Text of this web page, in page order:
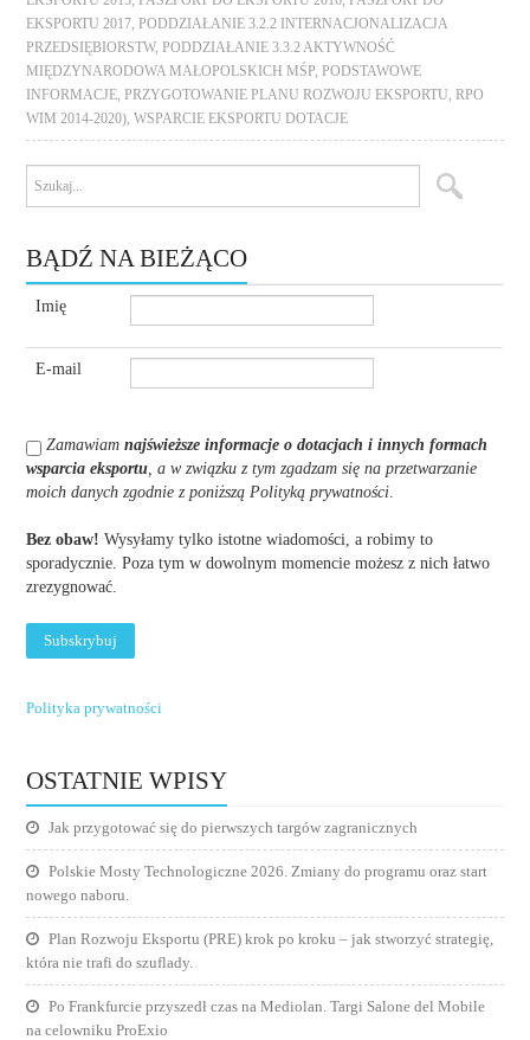
EKSPORTU 2017 ,PODDZIAŁANIE 3.2.2 INTERNACJONALIZACJA
PRZEDSIĘBIORSTW,PODDZIAŁANIE 3.3.2 AKTYWNOŚĆ
MIĘDZYNARODOWA MAŁOPOLSKICH MŚP ,PODSTAWOWE
INFORMACJE ,PRZYGOTOWANIE PLANU ROZWOJU EKSPORTU ,RPO
WIM 2014-2020) ,WSPARCIE EKSPORTU DOTACJE
BĄDŹ NA BIEŻĄCO
Imię
E-mail
Zamawiamnajświeższe informacje o dotacjach i innych formach
wsparcia eksportu , a w związku z tym zgadzam się na przetwarzanie
moich danych zgodnie z poniższą Polityką prywatności
Bez obaw! Wysyłamy tylko istotne wiadomości, a robimy to
sporadycznie. Poza tym w dowolnym momencie możesz z nich łatwo
zrezygnować.
Polityka prywatności
OSTATNIE WPISY
Jak przygotować się do pierwszych targów zagranicznych
Polskie Mosty Technologiczne 2026. Zmiany do programu oraz start
nowego naboru.
Plan Rozwoju Eksportu (PRE) krok po kroku – jak stworzyć strategię,
która nie trafi do szuflady.
Po Frankfurcie przyszedł czas na Mediolan. Targi Salone del Mobile
na celowniku ProExio